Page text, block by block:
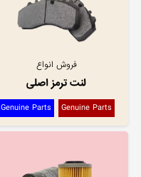
فروش انواع
لنت ترمز اصلی
Genuine Parts
Genuine Parts